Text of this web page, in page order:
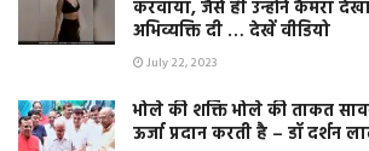
करवाया, जैसे ही उन्होंने कैमरा
अभिव्यक्ति दी … देखें वीडियो
July 22, 2023
भोले की शक्ति भोले की ताकत
ऊर्जा प्रदान करती है – डॉ दर्शन